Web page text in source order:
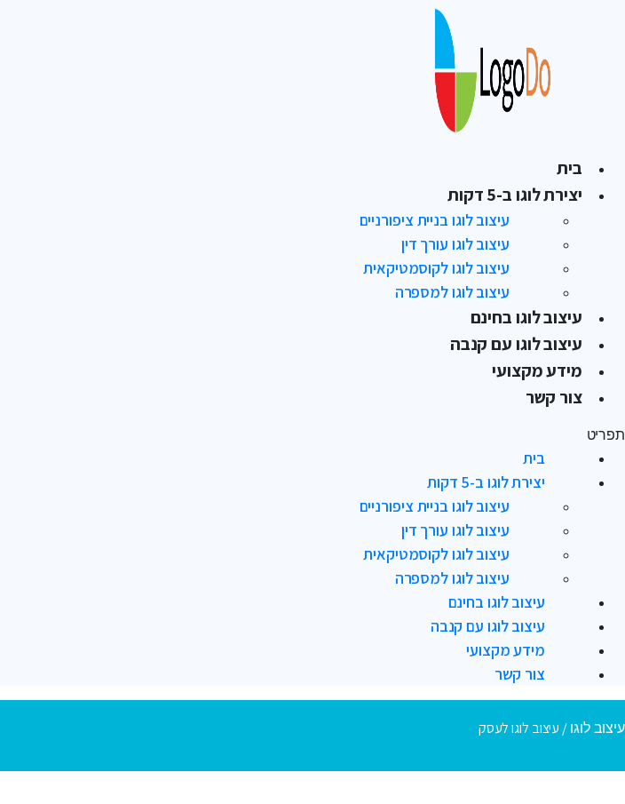
בית
יצירת לוגו ב-5 דקות
עיצוב לוגו בניית ציפורניים
עיצוב לוגו עורך דין
עיצוב לוגו לקוסמטיקאית
עיצוב לוגו למספרה
עיצוב לוגו בחינם
עיצוב לוגו עם קנבה
מידע מקצועי
צור קשר
תפריט
בית
יצירת לוגו ב-5 דקות
עיצוב לוגו בניית ציפורניים
עיצוב לוגו עורך דין
עיצוב לוגו לקוסמטיקאית
עיצוב לוגו למספרה
עיצוב לוגו בחינם
עיצוב לוגו עם קנבה
מידע מקצועי
צור קשר
עיצוב לוגו / עיצוב לוגו לעסק